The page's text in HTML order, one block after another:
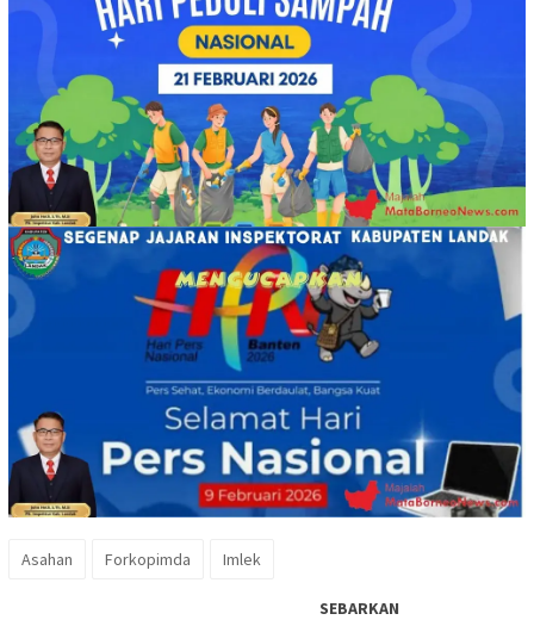
Asahan Forkopimda Imlek
SEBARKAN